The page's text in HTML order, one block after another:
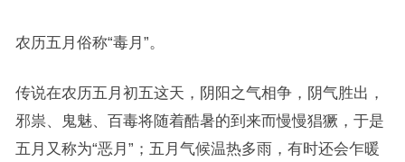
农历五月俗称“毒月”。
传说在农历五月初五这天，阴阳之气相争，阴气胜出，
邪祟、鬼魅、百毒将随着酷暑的到来而慢慢猖獗，于是
五月又称为“恶月”；五月气候温热多雨，有时还会乍暖